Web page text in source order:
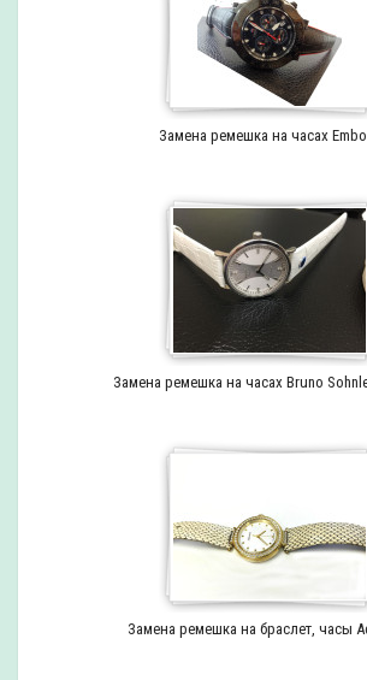
Замена ремешка на часах
Замена ремешка на часах Bruno
Замена ремешка на браслет, часы